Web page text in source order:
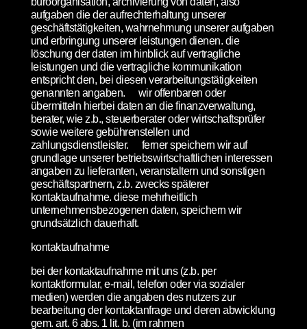
aufgaben die der aufrechterhaltung unserer
geschäftstätigkeiten, wahrnehmung unserer aufgaben
und erbringung unserer leistungen dienen. die
löschung der daten im hinblick auf vertragliche
leistungen und die vertragliche kommunikation
entspricht den, bei diesen verarbeitungstätigkeiten
genannten angaben. wir offenbaren oder
übermitteln hierbei daten an die finanzverwaltung,
berater, wie z.b., steuerberater oder wirtschaftsprüfer
sowie weitere gebührenstellen und
zahlungsdienstleister. ferner speichern wir auf
grundlage unserer betriebswirtschaftlichen interessen
angaben zu lieferanten, veranstaltern und sonstigen
geschäftspartnern, z.b. zwecks späterer
kontaktaufnahme. diese mehrheitlich
unternehmensbezogenen daten, speichern wir
grundsätzlich dauerhaft.
kontaktaufnahme
bei der kontaktaufnahme mit uns (z.b. per
kontaktformular, e-mail, telefon oder via sozialer
medien) werden die angaben des nutzers zur
bearbeitung der kontaktanfrage und deren abwicklung
gem. art. 6 abs. 1 lit. b. (im rahmen